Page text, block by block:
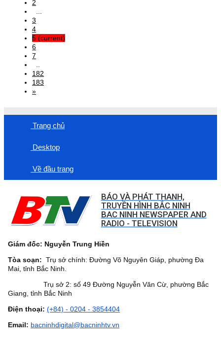
2
3
4
5 (current)
6
7
182
183
»
Trang chủ
Desktop
Về đầu trang
BÁO VÀ PHÁT THANH,
TRUYỀN HÌNH BẮC NINH
BAC NINH NEWSPAPER AND
RADIO - TELEVISION
Giám đốc: Nguyễn Trung Hiền
Tòa soạn: Trụ sở chính: Đường Võ Nguyên Giáp, phường Đa
Mai, tỉnh Bắc Ninh.
Trụ sở 2: số 49 Đường Nguyễn Văn Cừ, phường Bắc
Giang, tỉnh Bắc Ninh
Điện thoại: (+84) - 0204 - 3854404
Email: bacninhdigital@bacninhtv.vn